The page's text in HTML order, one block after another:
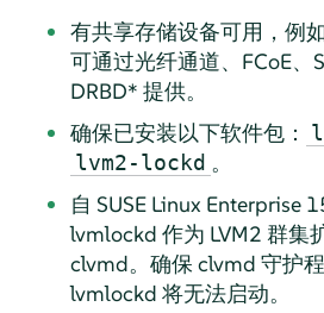
有共享存储设备可用，例
可通过光纤通道、FCoE、
DRBD* 提供。
确保已安装以下软件包：
lvm2-lockd 。
自 SUSE Linux Enterprise
lvmlockd 作为 LVM2 群集
clvmd。确保 clvmd 守护
lvmlockd 将无法启动。